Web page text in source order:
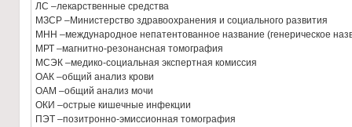
ЛС –лекарственные средства
МЗСР –Министерство здравоохранения и социального развития
МНН –международное непатентованное название (генерическое
МРТ –магнитно-резонансная томография
МСЭК –медико-социальная экспертная комиссия
ОАК –общий анализ крови
ОАМ –общий анализ мочи
ОКИ –острые кишечные инфекции
ПЭТ –позитронно-эмиссионная томография